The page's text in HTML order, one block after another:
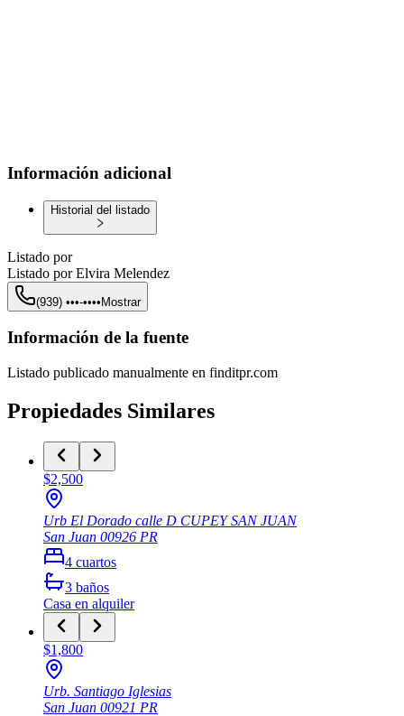
Información adicional
Historial del listado
Listado por
Listado por Elvira Melendez
(939) •••-••••Mostrar
Información de la fuente
Listado publicado manualmente en finditpr.com
Propiedades Similares
$2,500
Urb El Dorado calle D CUPEY SAN JUAN
San Juan 00926 PR
4 cuartos
3 baños
Casa en alquiler
$1,800
Urb. Santiago Iglesias
San Juan 00921 PR